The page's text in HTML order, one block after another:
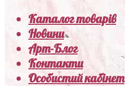
Каталог товарів
Новини
Арт-Блог
Контакти
Особистий кабінет